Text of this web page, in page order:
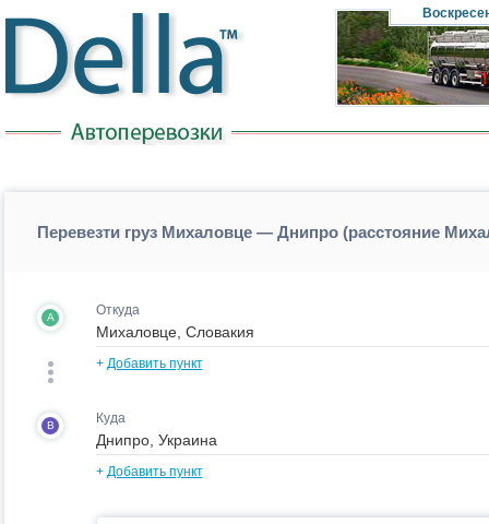
Перевезти груз Михаловце — Днипро (расстояние
A Откуда
+ Добавить пункт
B Куда
+ Добавить пункт